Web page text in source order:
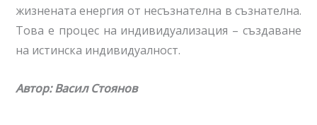
жизнената енергия от несъзнателна в съзнателна.
Това е процес на индивидуализация – създаване
на истинска индивидуалност.
Автор: Васил Стоянов